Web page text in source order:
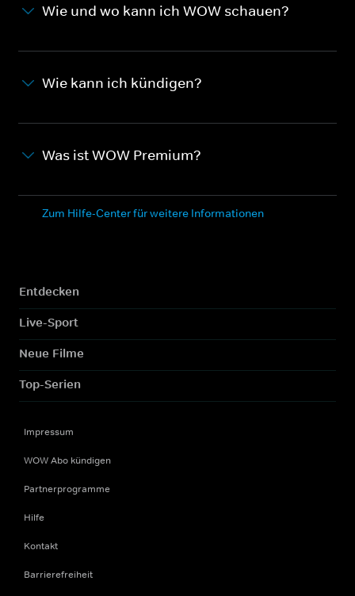
Wie und wo kann ich WOW schauen?
Wie kann ich kündigen?
Was ist WOW Premium?
Zum Hilfe-Center für weitere Informationen
Entdecken
Live-Sport
Neue Filme
Top-Serien
Impressum
WOW Abo kündigen
Partnerprogramme
Hilfe
Kontakt
Barrierefreiheit